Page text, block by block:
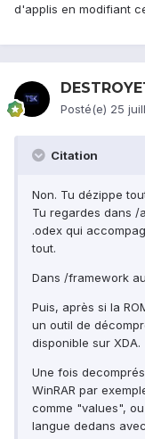
d'applis en modifiant
Posté(e) 25
Citation
Non. Tu dézippe
Tu regardes dans
.odex qui
tout.
Dans /framework
Puis, après si la
un outil de
disponible sur XDA.
Une fois
WinRAR par
comme "values",
langue dedans